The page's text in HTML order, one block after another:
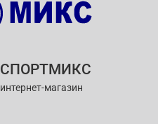
СПОРТМИКС
интернет-магазин